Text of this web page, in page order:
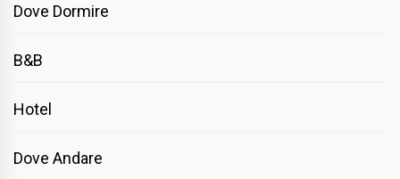
Dove Dormire
B&B
Hotel
Dove Andare